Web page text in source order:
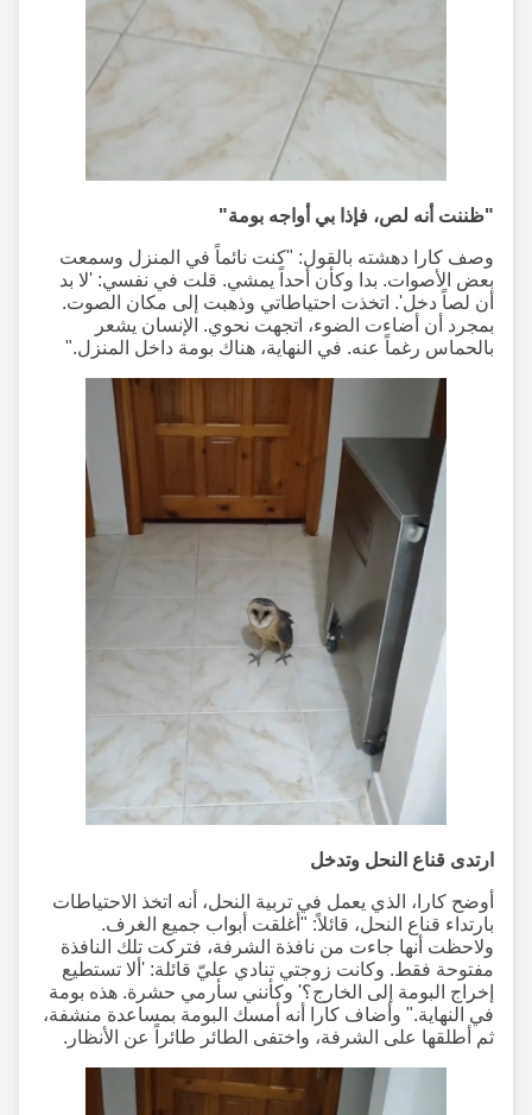
"ظننت أنه لص، فإذا بي أواجه بومة"
وصف كارا دهشته بالقول: "كنت نائماً في المنزل وسمعت
بعض الأصوات. بدا وكأن أحداً يمشي. قلت في نفسي: 'لا بد
أن لصاً دخل'. اتخذت احتياطاتي وذهبت إلى مكان الصوت.
بمجرد أن أضاءت الضوء، اتجهت نحوي. الإنسان يشعر
بالحماس رغماً عنه. في النهاية، هناك بومة داخل المنزل."
ارتدى قناع النحل وتدخل
أوضح كارا، الذي يعمل في تربية النحل، أنه اتخذ الاحتياطات
بارتداء قناع النحل، قائلاً: "أغلقت أبواب جميع الغرف.
ولاحظت أنها جاءت من نافذة الشرفة، فتركت تلك النافذة
مفتوحة فقط. وكانت زوجتي تنادي عليّ قائلة: 'ألا تستطيع
إخراج البومة إلى الخارج؟' وكأنني سأرمي حشرة. هذه بومة
في النهاية." وأضاف كارا أنه أمسك البومة بمساعدة منشفة،
ثم أطلقها على الشرفة، واختفى الطائر طائراً عن الأنظار.